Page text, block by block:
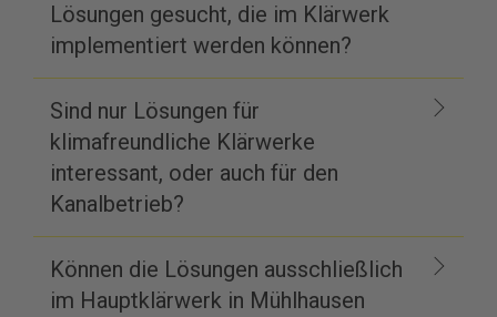
Lösungen gesucht, die im Klärwerk
implementiert werden können?
Sind nur Lösungen für
klimafreundliche Klärwerke
interessant, oder auch für den
Kanalbetrieb?
Können die Lösungen ausschließlich
im Hauptklärwerk in Mühlhausen